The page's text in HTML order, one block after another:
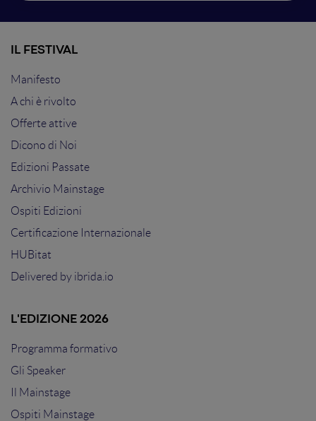
IL FESTIVAL
Manifesto
A chi è rivolto
Offerte attive
Dicono di Noi
Edizioni Passate
Archivio Mainstage
Ospiti Edizioni
Certificazione Internazionale
HUBitat
Delivered by ibrida.io
L'EDIZIONE 2026
Programma formativo
Gli Speaker
Il Mainstage
Ospiti Mainstage